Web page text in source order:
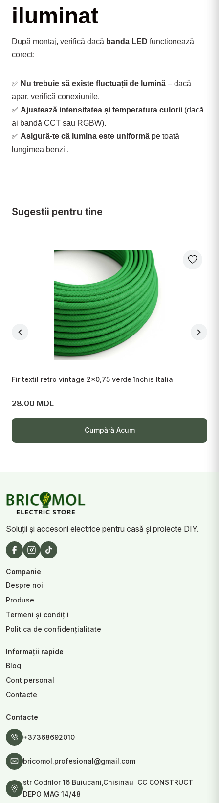
iluminat
După montaj, verifică dacă banda LED funcționează
corect:
✅ Nu trebuie să existe fluctuații de lumină – dacă
apar, verifică conexiunile.
✅ Ajustează intensitatea și temperatura culorii (dacă
ai bandă CCT sau RGBW).
✅ Asigură-te că lumina este uniformă pe toată
lungimea benzii.
Sugestii pentru tine
Fir textil retro vintage 2x0,75 verde închis Italia
28.00 MDL
Cumpără Acum
Soluții și accesorii electrice pentru casă și proiecte DIY.
Companie
Despre noi
Produse
Termeni și condiții
Politica de confidențialitate
Informații rapide
Blog
Cont personal
Contacte
Contacte
+37368692010
bricomol.profesional@gmail.com
str Codrilor 16 Buiucani,Chisinau CC CONSTRUCT
DEPO MAG 14/48